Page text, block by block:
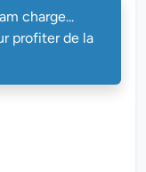
charge...
profiter de la